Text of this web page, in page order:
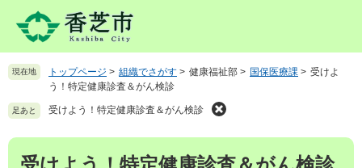
先
。
を
て
現在地 トップページ > 組織でさがす > 健康福祉部 > 国保医療課 > 受けよ
う！特定健康診査＆がん検診
足あと 受けよう！特定健康診査＆がん検診
本